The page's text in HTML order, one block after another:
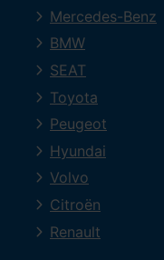
Mercedes-Benz
BMW
SEAT
Toyota
Peugeot
Hyundai
Volvo
Citroën
Renault